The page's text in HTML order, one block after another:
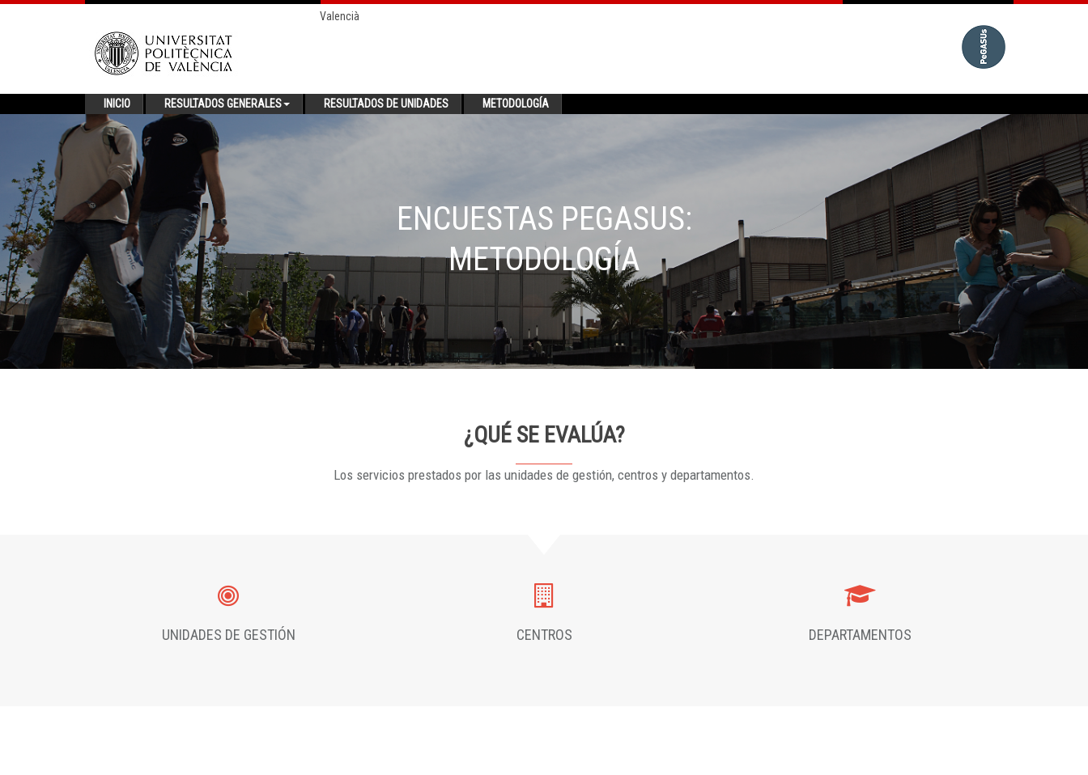
Valencià
INICIO RESULTADOS GENERALES RESULTADOS DE UNIDADES METODOLOGÍA
ENCUESTAS PEGASUS:
METODOLOGÍA
¿QUÉ SE EVALÚA?
Los servicios prestados por las unidades de gestión, centros y departamentos.
UNIDADES DE GESTIÓN CENTROS DEPARTAMENTOS